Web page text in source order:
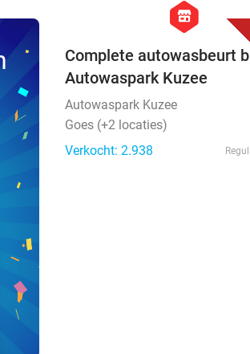
hexagon
store
Complete autowasbeurt
Autowaspark Kuzee
Autowaspark Kuzee
Goes (+2 locaties)
Verkocht: 2.938